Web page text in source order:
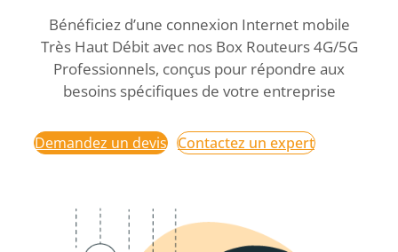
Bénéficiez d’une connexion Internet mobile
Très Haut Débit avec nos Box Routeurs 4G/5G
Professionnels, conçus pour répondre aux
besoins spécifiques de votre entreprise
Demandez un devis Contactez un expert